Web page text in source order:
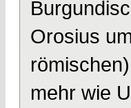
Orosius
mehr wie